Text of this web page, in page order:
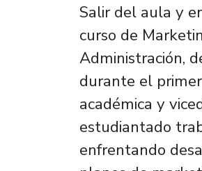
Salir del aula y
curso de
Administración,
durante el
académica y
estudiantado
enfrentando